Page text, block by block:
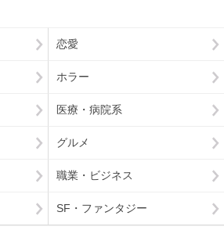
恋愛
ホラー
医療・病院系
グルメ
職業・ビジネス
SF・ファンタジー